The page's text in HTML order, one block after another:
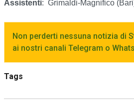
Assistenti: Grimaldi-Magnifico
Non perderti nessuna notizia di
ai nostri canali Telegram o
Tags